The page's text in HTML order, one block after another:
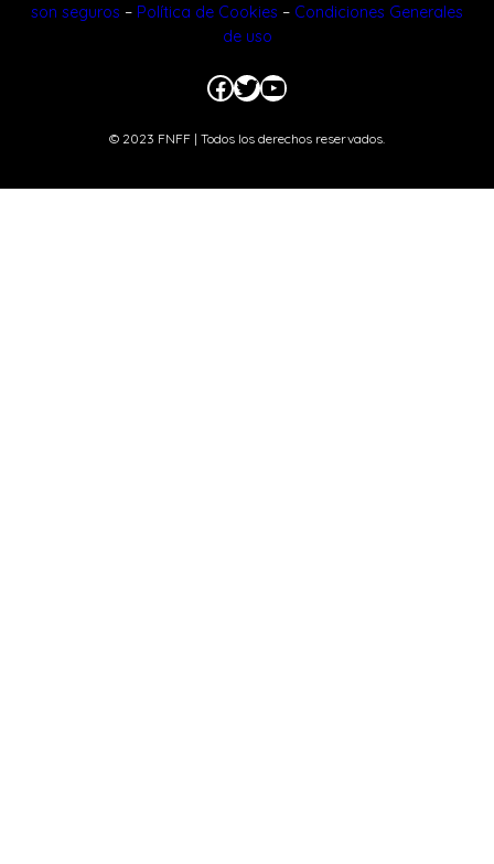
son seguros – Política de Cookies – Condiciones Generales
de uso
Facebook
Twitter
YouTube
© 2023 FNFF | Todos los derechos reservados.